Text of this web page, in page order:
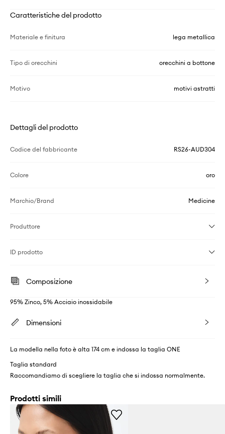
Caratteristiche del prodotto
Materiale e finitura lega metallica
Tipo di orecchini orecchini a bottone
Motivo motivi astratti
Dettagli del prodotto
Codice del fabbricante RS26-AUD304
Colore oro
Marchio/Brand Medicine
Produttore
ID prodotto
Composizione
95% Zinco, 5% Acciaio inossidabile
Dimensioni
La modella nella foto è alta 174 cm e indossa la taglia ONE
Taglia standard
Raccomandiamo di scegliere la taglia che si indossa normalmente.
Prodotti simili